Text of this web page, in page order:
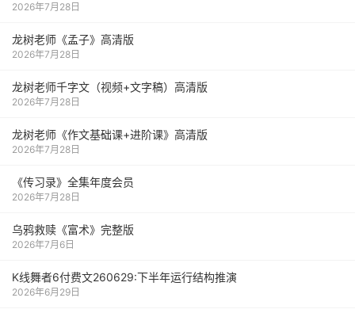
2026年7月28日
龙树老师《孟子》高清版
2026年7月28日
龙树老师千字文（视频+文字稿）高清版
2026年7月28日
龙树老师《作文基础课+进阶课》高清版
2026年7月28日
《传习录》全集年度会员
2026年7月28日
乌鸦救赎《富术》完整版
2026年7月6日
K线舞者6付费文260629:下半年运行结构推演
2026年6月29日